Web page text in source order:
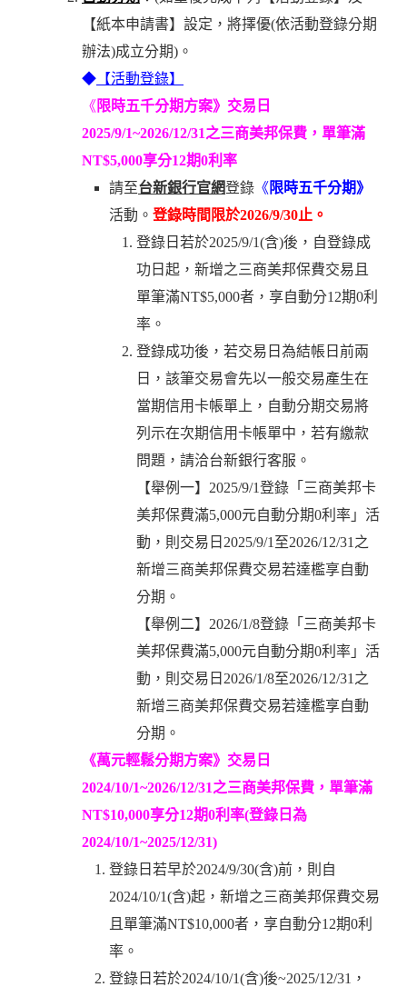
【紙本申請書】設定，將擇優(依活動登錄分期
辦法)成立分期)。
◆ 【活動登錄】
《 限時五千分期方案》交易日
2025/9/1~2026/12/31之三商美邦保費，單筆滿
NT$5,000享分12期0利率
請至台新銀行官網登錄 《 限時五千分期》
活動。 登錄時間限於2026/9/30止。
登錄日若於2025/9/1(含)後，自登錄成
功日起，新增之三商美邦保費交易且
單筆滿NT$5,000者，享自動分12期0利
率。
登錄成功後，若交易日為結帳日前兩
日，該筆交易會先以一般交易產生在
當期信用卡帳單上，自動分期交易將
列示在次期信用卡帳單中，若有繳款
問題，請洽台新銀行客服。
【舉例一】2025/9/1登錄「三商美邦卡
美邦保費滿5,000元自動分期0利率」活
動，則交易日2025/9/1至2026/12/31之
新增三商美邦保費交易若達檻享自動
分期。
【舉例二】2026/1/8登錄「三商美邦卡
美邦保費滿5,000元自動分期0利率」活
動，則交易日2026/1/8至2026/12/31之
新增三商美邦保費交易若達檻享自動
分期。
《萬元輕鬆分期方案》交易日
2024/10/1~2026/12/31之三商美邦保費，單筆滿
NT$10,000享分12期0利率(登錄日為
2024/10/1~2025/12/31)
登錄日若早於2024/9/30(含)前，則自
2024/10/1(含)起，新增之三商美邦保費交易
且單筆滿NT$10,000者，享自動分12期0利
率。
登錄日若於2024/10/1(含)後~2025/12/31，